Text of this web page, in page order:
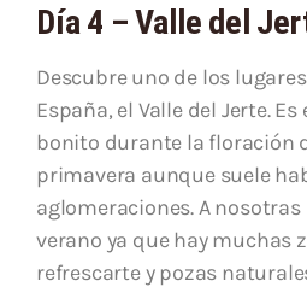
Día 4 – Valle del
Descubre uno de los
España, el Valle del Jerte.
bonito durante la floración
primavera aunque suele
aglomeraciones. A
verano ya que hay muchas
refrescarte y pozas